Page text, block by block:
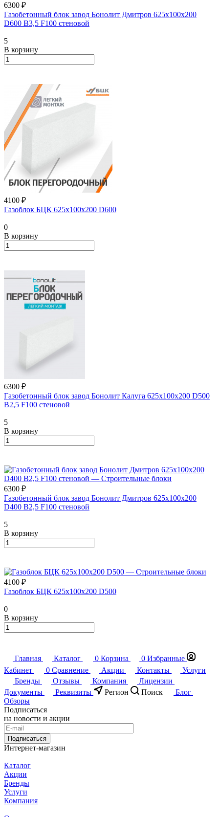
6300 ₽
Газобетонный блок завод Бонолит Дмитров 625х100х200
D600 В3,5 F100 стеновой
5
В корзину
4100 ₽
Газоблок БЦК 625х100х200 D600
0
В корзину
6300 ₽
Газобетонный блок завод Бонолит Калуга 625х100х200 D500
B2,5 F100 стеновой
5
В корзину
6300 ₽
Газобетонный блок завод Бонолит Дмитров 625х100х200
D400 В2,5 F100 стеновой
5
В корзину
4100 ₽
Газоблок БЦК 625х100х200 D500
0
В корзину
Главная Каталог 0 Корзина 0 Избранные
Кабинет
0 Сравнение Акции Контакты
Услуги
Бренды
Отзывы Компания
Лицензии
Документы
Реквизиты Регион Поиск
Блог
Обзоры
Подписаться
на новости и акции
Подписаться
Интернет-магазин
Каталог
Акции
Бренды
Услуги
Компания